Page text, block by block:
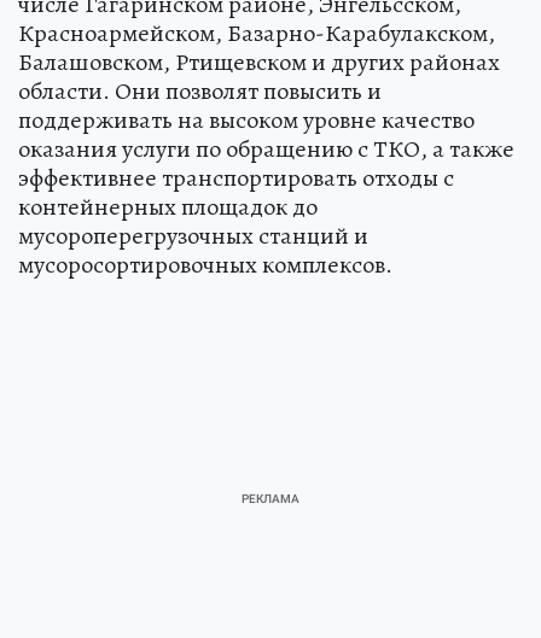
Красноармейском, Базарно-Карабулакском,
Балашовском, Ртищевском и других районах
области. Они позволят повысить и
поддерживать на высоком уровне качество
оказания услуги по обращению с ТКО, а также
эффективнее транспортировать отходы с
контейнерных площадок до
мусороперегрузочных станций и
мусоросортировочных комплексов.